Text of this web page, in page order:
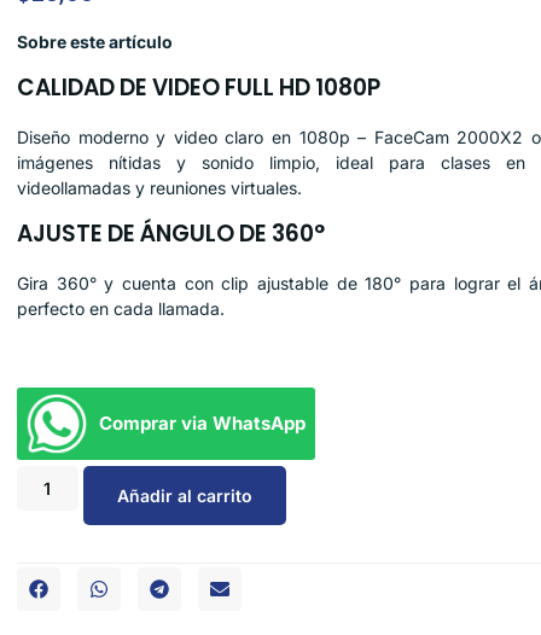
Sobre este artículo
CALIDAD DE VIDEO FULL HD 1080P
Diseño moderno y video claro en 1080p – FaceCam 2000X2
imágenes nítidas y sonido limpio, ideal para clases en
videollamadas y reuniones virtuales.
AJUSTE DE ÁNGULO DE 360°
Gira 360° y cuenta con clip ajustable de 180° para lograr el
perfecto en cada llamada.
Comprar via WhatsApp
Añadir al carrito